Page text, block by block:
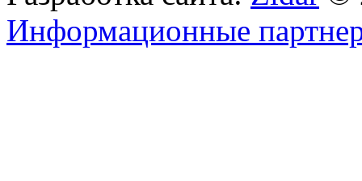
Информационные